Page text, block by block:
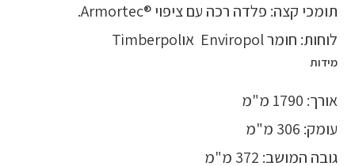
תומכי קצה: פלדה רכה עם ציפוי ®Armortec.
לוחות: חומר Enviropol אוTimberpol
מידות
אורך: 1790 מ"מ
עומק: 306 מ"מ
גובה המושב: 372 מ"מ